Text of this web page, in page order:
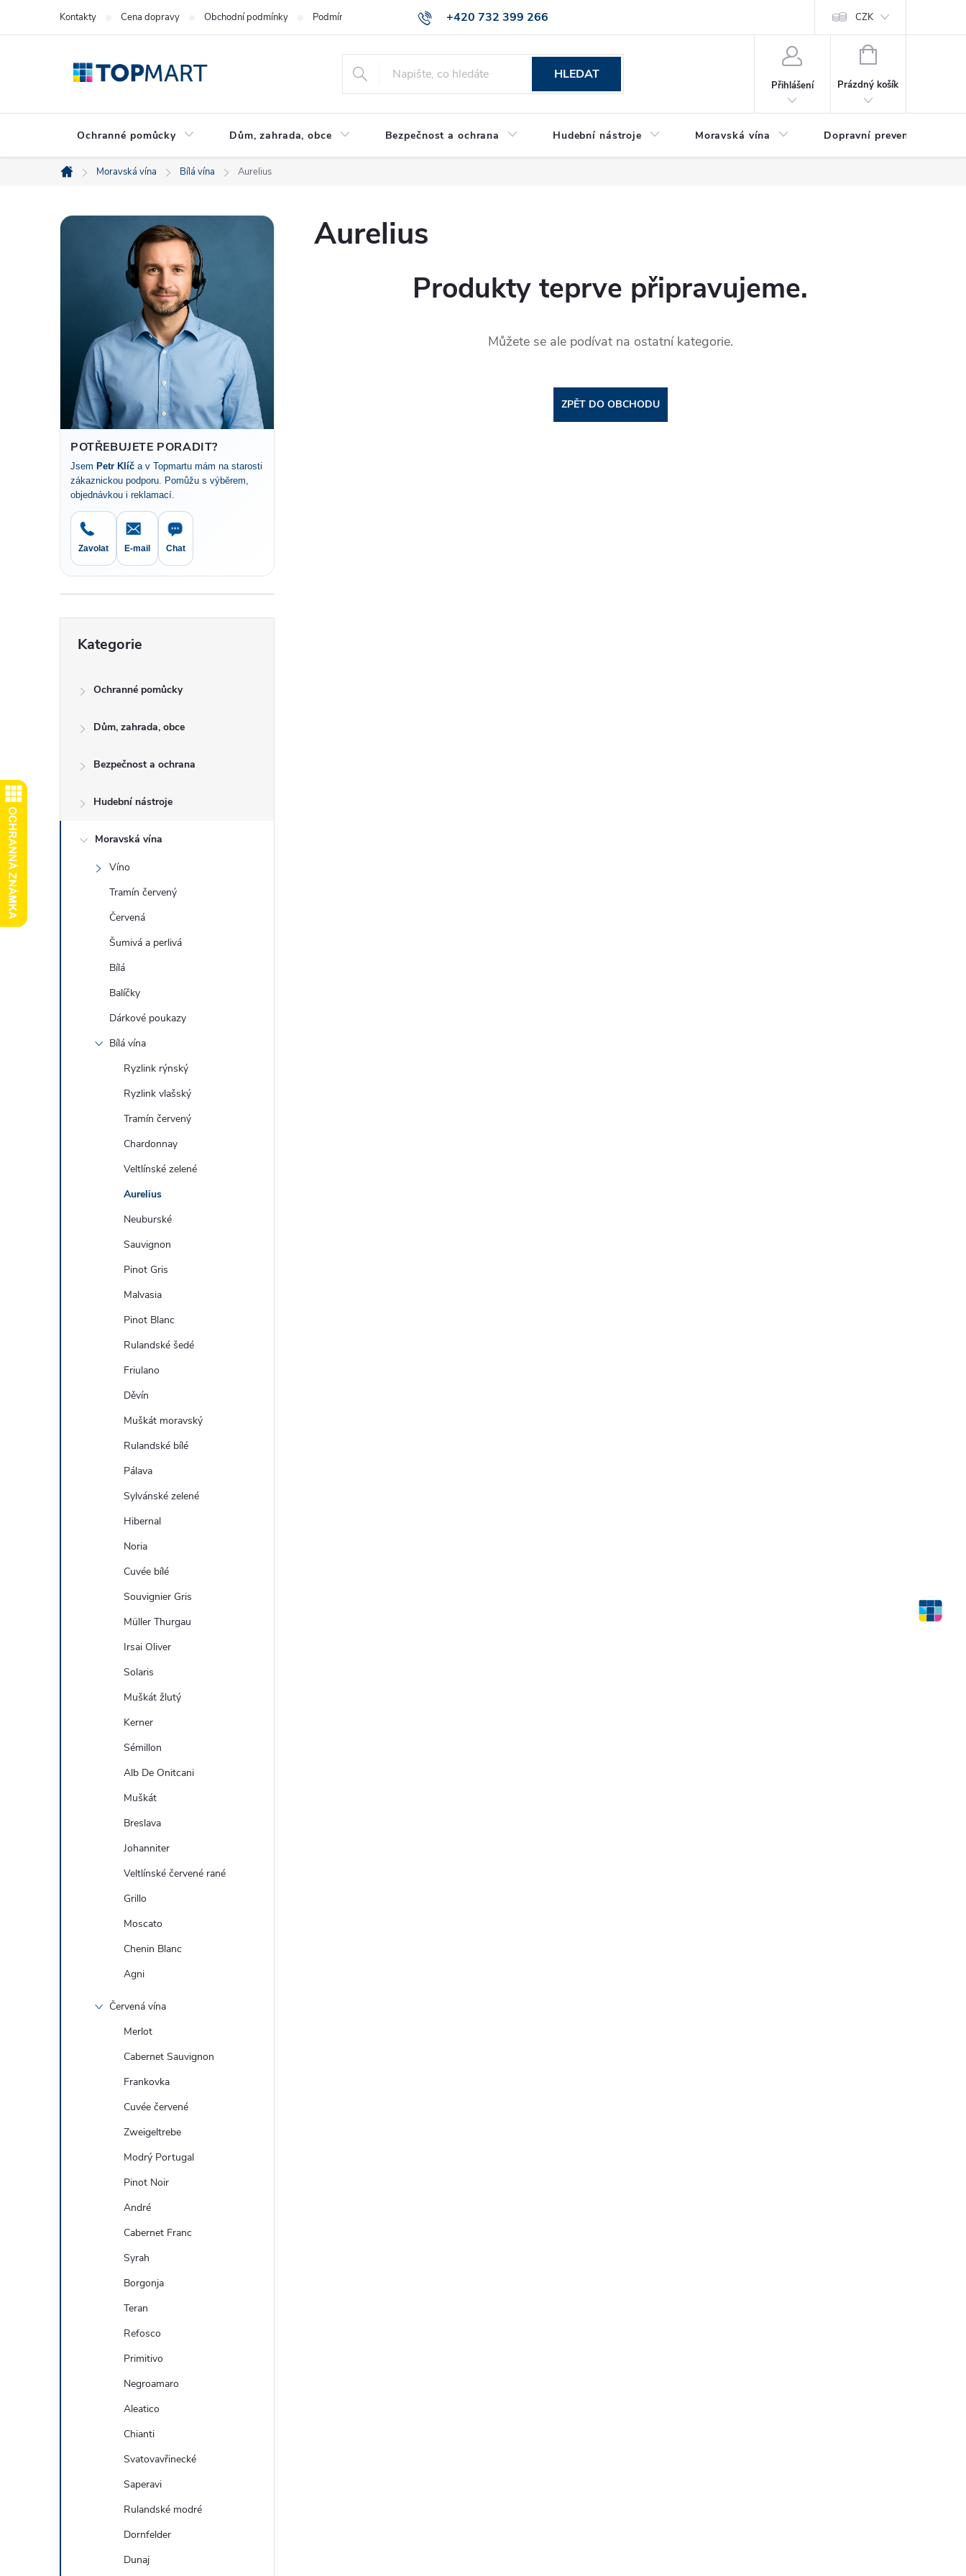
+420 732 399 266
Kontakty Cena dopravy Obchodní podmínky Podmínky ochrany osobních údajů Reklamace zboží CZK
HLEDAT
Přihlášení
NÁKUPNÍ
Prázdný košík
Ochranné pomůcky Dům, zahrada, obce Bezpečnost a ochrana Hudební nástroje Moravská vína Dopravní prevence
Domů
Moravská vína Bílá vína Aurelius
P
a
n
n
p
a
n
POTŘEBUJETE PORADIT?
Jsem Petr Klíč a v Topmartu mám na starosti
zákaznickou podporu. Pomůžu s výběrem,
objednávkou i reklamací.
Zavolat E-mail Chat
kategorie
Kategorie
Ochranné pomůcky
Dům, zahrada, obce
Bezpečnost a ochrana
Hudební nástroje
Moravská vína
Víno
Tramín červený
Červená
Šumivá a perlivá
Bílá
Balíčky
Dárkové poukazy
Bílá vína
Ryzlink rýnský
Ryzlink vlašský
Tramín červený
Chardonnay
Veltlínské zelené
Aurelius
Neuburské
Sauvignon
Pinot Gris
Malvasia
Pinot Blanc
Rulandské šedé
Friulano
Děvín
Muškát moravský
Rulandské bílé
Pálava
Sylvánské zelené
Hibernal
Noria
Cuvée bílé
Souvignier Gris
Müller Thurgau
Irsai Oliver
Solaris
Muškát žlutý
Kerner
Sémillon
Alb De Onitcani
Muškát
Breslava
Johanniter
Veltlínské červené rané
Grillo
Moscato
Chenin Blanc
Agni
Červená vína
Merlot
Cabernet Sauvignon
Frankovka
Cuvée červené
Zweigeltrebe
Modrý Portugal
Pinot Noir
André
Cabernet Franc
Syrah
Borgonja
Teran
Refosco
Primitivo
Negroamaro
Aleatico
Chianti
Svatovavřinecké
Saperavi
Rulandské modré
Dornfelder
Dunaj
Aurelius
Produkty teprve připravujeme.
Můžete se ale podívat na ostatní kategorie.
ZPĚT DO OBCHODU